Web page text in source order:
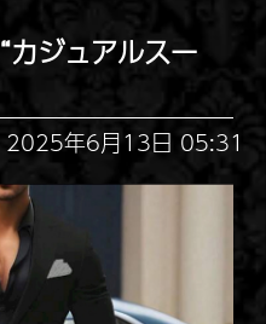
“カジュアルスー
2025年6月13日 05:31